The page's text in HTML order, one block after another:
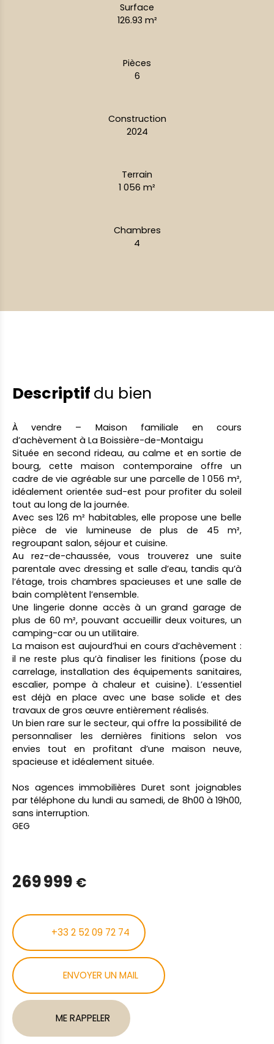
Surface
126.93 m²
Pièces
6
Construction
2024
Terrain
1 056 m²
Chambres
4
Descriptif du bien
À vendre – Maison familiale en cours
d’achèvement à La Boissière-de-Montaigu
Située en second rideau, au calme et en sortie de
bourg, cette maison contemporaine offre un
cadre de vie agréable sur une parcelle de 1 056 m²,
idéalement orientée sud-est pour profiter du soleil
tout au long de la journée.
Avec ses 126 m² habitables, elle propose une belle
pièce de vie lumineuse de plus de 45 m²,
regroupant salon, séjour et cuisine.
Au rez-de-chaussée, vous trouverez une suite
parentale avec dressing et salle d’eau, tandis qu’à
l’étage, trois chambres spacieuses et une salle de
bain complètent l’ensemble.
Une lingerie donne accès à un grand garage de
plus de 60 m², pouvant accueillir deux voitures, un
camping-car ou un utilitaire.
La maison est aujourd’hui en cours d’achèvement :
il ne reste plus qu’à finaliser les finitions (pose du
carrelage, installation des équipements sanitaires,
escalier, pompe à chaleur et cuisine). L’essentiel
est déjà en place avec une base solide et des
travaux de gros œuvre entièrement réalisés.
Un bien rare sur le secteur, qui offre la possibilité de
personnaliser les dernières finitions selon vos
envies tout en profitant d’une maison neuve,
spacieuse et idéalement située.
Nos agences immobilières Duret sont joignables
par téléphone du lundi au samedi, de 8h00 à 19h00,
sans interruption.
GEG
269 999 €
+33 2 52 09 72 74
ENVOYER UN MAIL
ME RAPPELER